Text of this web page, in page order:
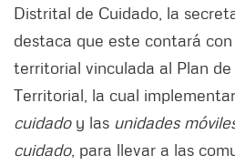
Distrital de Cuidado, la
destaca que este contará
territorial vinculada al Plan
Territorial, la cual
cuidadoy las unidades
cuidado, para llevar a las